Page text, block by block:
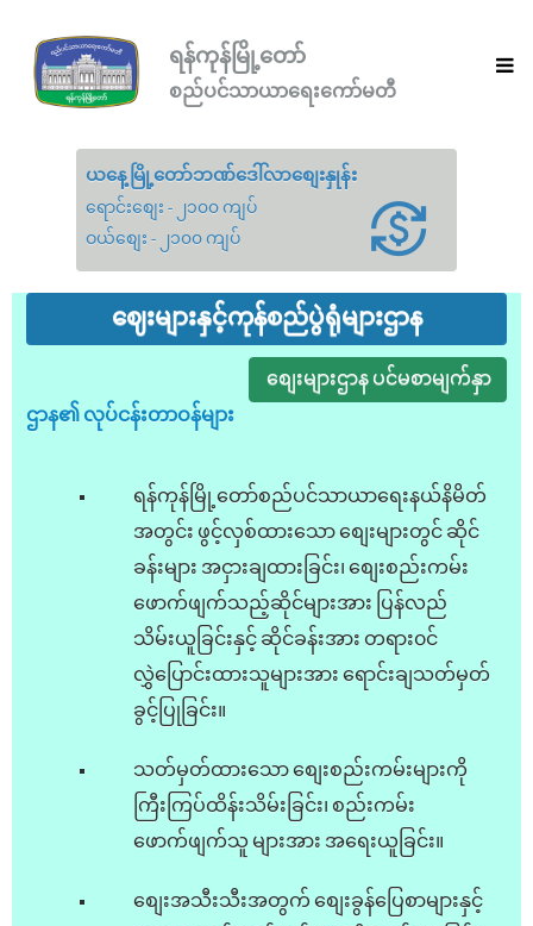
ရန်ကုန်မြို့တော်
စည်ပင်သာယာရေးကော်မတီ
ယနေ့မြို့တော်ဘဏ်ဒေါ်လာစျေးနှုန်း
ရောင်းစျေး - ၂၁၀၀ ကျပ်
ဝယ်စျေး - ၂၁၀၀ ကျပ်
ဈေးများနှင့်ကုန်စည်ပွဲရုံများဌာန
စျေးများဌာန ပင်မစာမျက်နှာ
ဌာန၏ လုပ်ငန်းတာဝန်များ
ရန်ကုန်မြို့တော်စည်ပင်သာယာရေးနယ်နိမိတ်
အတွင်း ဖွင့်လှစ်ထားသော စျေးများတွင် ဆိုင်
ခန်းများ အငှားချထားခြင်း၊ စျေးစည်းကမ်း
ဖောက်ဖျက်သည့်ဆိုင်များအား ပြန်လည်
သိမ်းယူခြင်းနှင့် ဆိုင်ခန်းအား တရား၀င်
လွှဲပြောင်းထားသူများအား ရောင်းချသတ်မှတ်
ခွင့်ပြုခြင်း။
သတ်မှတ်ထားသော စျေးစည်းကမ်းများကို
ကြီးကြပ်ထိန်းသိမ်းခြင်း၊ စည်းကမ်း
ဖောက်ဖျက်သူ များအား အရေးယူခြင်း။
စျေးအသီးသီးအတွက် စျေးခွန်ပြေစာများနှင့်